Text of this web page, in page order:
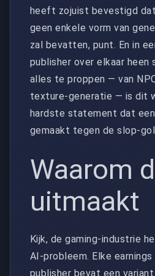
heeft zojuist bevestigd
geen enkele vorm van
zal bevatten, punt. En in
publisher over elkaar heen
alles te proppen — van
texture-generatie — is dit
hardste statement dat
gemaakt tegen de slop-
Waarom
uitmaakt
Kijk, de gaming-industrie
AI-probleem. Elke
publisher bevat een